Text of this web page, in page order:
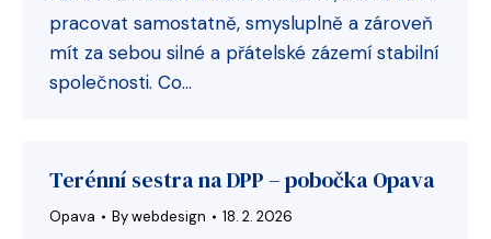
pracovat samostatně, smysluplně a zároveň
mít za sebou silné a přátelské zázemí stabilní
společnosti. Co…
Terénní sestra na DPP – pobočka Opava
Opava Bywebdesign 18. 2. 2026